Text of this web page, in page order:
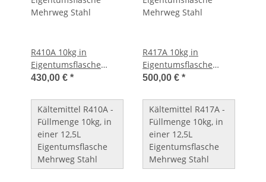
R410A 10kg in
Eigentumsflasche
Mehrweg Stahl
430,00 € *
Kältemittel R410A -
Füllmenge 10kg, in
einer 12,5L
Eigentumsflasche
Mehrweg Stahl
R417A 10kg in
Eigentumsflasche
Mehrweg Stahl
500,00 € *
Kältemittel R417A -
Füllmenge 10kg, in
einer 12,5L
Eigentumsflasche
Mehrweg Stahl